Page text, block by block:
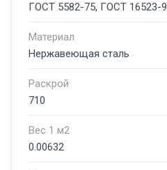
ГОСТ 5582-75, ГОСТ 16523-
Материал
Нержавеющая сталь
Раскрой
710
Вес 1 м2
0.00632